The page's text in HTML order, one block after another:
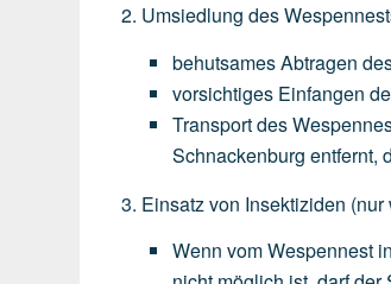
Umsiedlung des
behutsamesAbtragen
vorsichtiges Einfangen
Transportdes
Schnackenburg entfernt,
Einsatz von Insektiziden (nur
Wenn vomWespennest in